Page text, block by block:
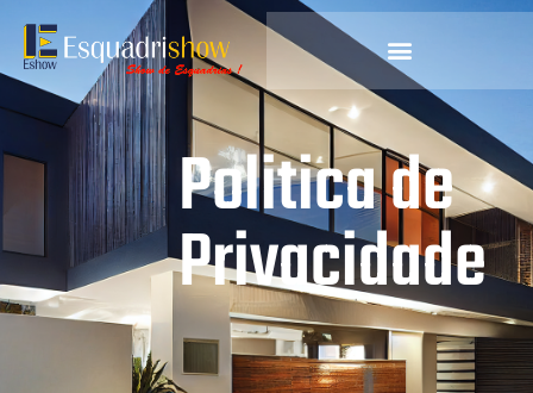
Politica de
Privacidade